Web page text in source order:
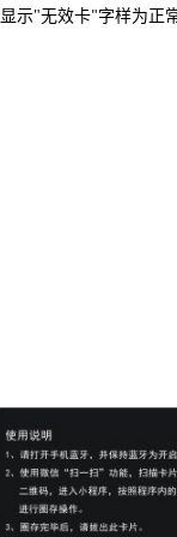
示"无效卡"字样为正